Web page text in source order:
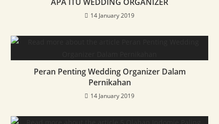
14 January 2019
Peran Penting Wedding Organizer Dalam
Pernikahan
14 January 2019